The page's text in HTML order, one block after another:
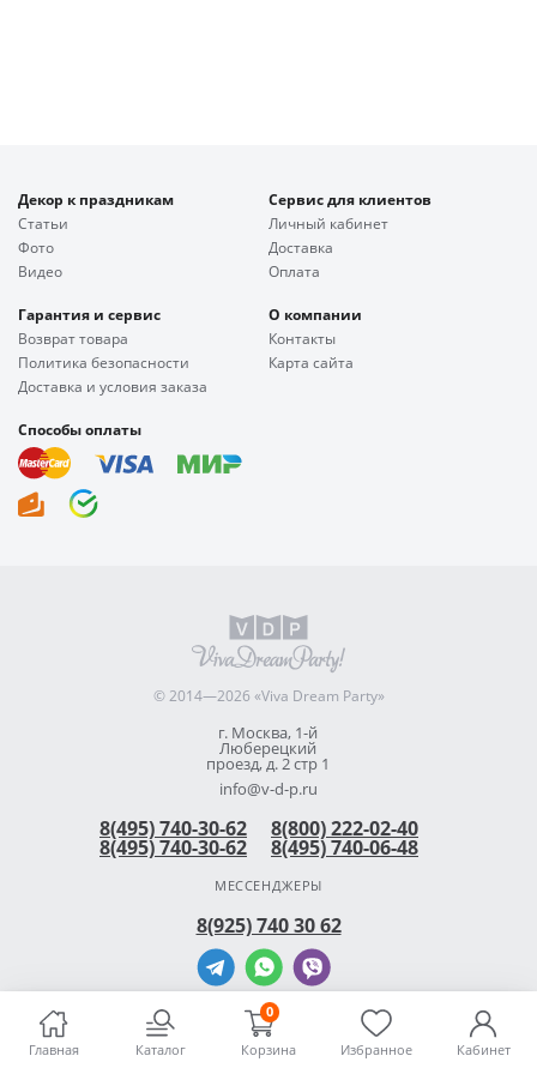
Главная Каталог
0
Корзина Избранное Кабинет
Декор к праздникам
Статьи
Фото
Видео
Сервис для клиентов
Личный кабинет
Доставка
Оплата
Гарантия и сервис
Возврат товара
Политика безопасности
Доставка и условия заказа
О компании
Контакты
Карта сайта
Способы оплаты
© 2014—2026 «Viva Dream Party»
г. Москва, 1-й
Люберецкий
проезд, д. 2 стр 1
info@v-d-p.ru
8(495) 740-30-62 8(800) 222-02-40
8(495) 740-30-62 8(495) 740-06-48
МЕССЕНДЖЕРЫ
8(925) 740 30 62